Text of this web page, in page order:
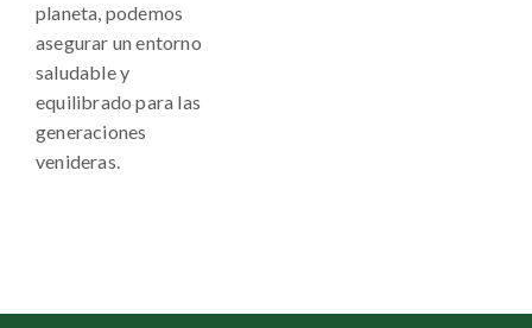
planeta, podemos
asegurar un entorno
saludable y
equilibrado para las
generaciones
venideras.